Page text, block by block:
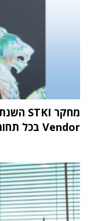
Vendor בכל תחומי שוק ה-IT